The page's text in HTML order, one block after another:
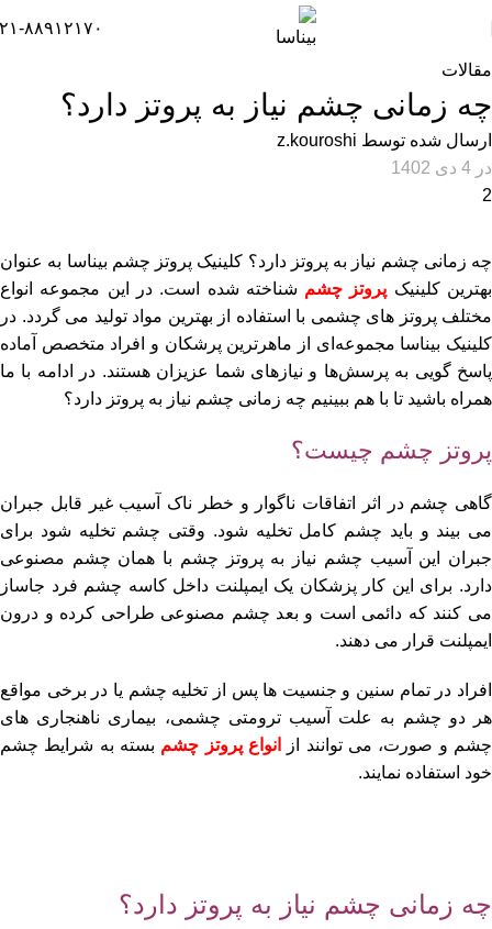
۰۲۱-
مقالات
چه زمانی چشم نیاز به پروتز دارد؟
ارسال شده توسط z.kouroshi
در 4 دی 1402
2
چه زمانی چشم نیاز به پروتز دارد؟ کلینیک پروتز چشم بیناسا به عنوان
بهترین کلینیک پروتز چشم شناخته شده است. در این مجموعه انواع
مختلف پروتز های چشمی با استفاده از بهترین مواد تولید می گردد. در
کلینیک بیناسا مجموعه‌ای از ماهرترین پرشکان و افراد متخصص آماده
پاسخ گویی به پرسش‌ها و نیازهای شما عزیزان هستند. در ادامه با ما
همراه باشید تا با هم ببینیم چه زمانی چشم نیاز به پروتز دارد؟
پروتز چشم چیست؟
گاهی چشم در اثر اتفاقات ناگوار و خطر ناک آسیب غیر قابل جبران
می بیند و باید چشم کامل تخلیه شود. وقتی چشم تخلیه شود برای
جبران این آسیب چشم نیاز به پروتز چشم با همان چشم مصنوعی
دارد. برای این کار پزشکان یک ایمپلنت داخل کاسه چشم فرد جاساز
می کنند که دائمی است و بعد چشم مصنوعی طراحی کرده و درون
ایمپلنت قرار می دهند.
افراد در تمام سنین و جنسیت ها پس از تخلیه چشم یا در برخی مواقع
هر دو چشم به علت آسیب ترومتی چشمی، بیماری ناهنجاری های
چشم و صورت، می توانند از
انواع پروتز چشم بسته به شرایط چشم
خود استفاده نمایند.
چه زمانی چشم نیاز به پروتز دارد؟